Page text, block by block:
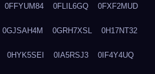
0FFYUM84 0FLIL6GQ 0FXF2MUD
0GJSAH4M 0GRH7XSL 0H17NT32
0HYK5SEI 0IA5RSJ3 0IF4Y4UQ